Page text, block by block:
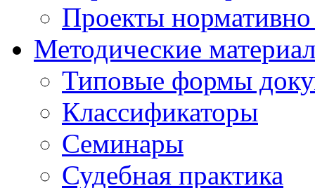
Проекты
Методические
Типовые формы
Классификаторы
Семинары
Судебная практика